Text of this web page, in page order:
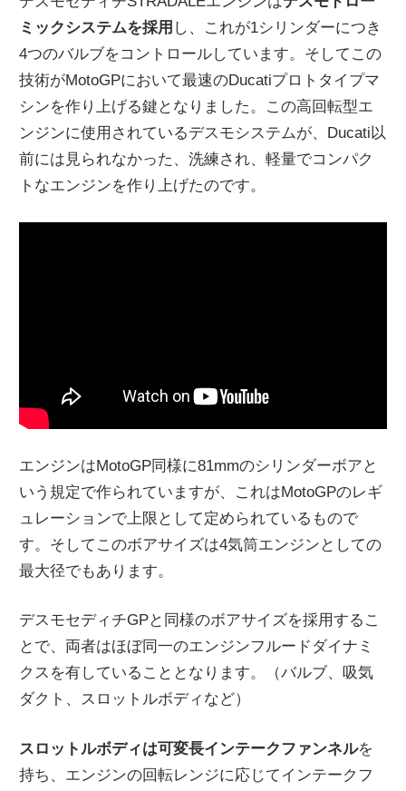
ミックシステムを採用 し、これが1シリンダーにつき
4つのバルブをコントロールしています。そしてこの
技術がMotoGPにおいて最速のDucatiプロトタイプマ
シンを作り上げる鍵となりました。この高回転型エ
ンジンに使用されているデスモシステムが、Ducati以
前には見られなかった、洗練され、軽量でコンパク
トなエンジンを作り上げたのです。
エンジンはMotoGP同様に81mmのシリンダーボアと
いう規定で作られていますが、これはMotoGPのレギ
ュレーションで上限として定められているもので
す。そしてこのボアサイズは4気筒エンジンとしての
最大径でもあります。
デスモセディチGPと同様のボアサイズを採用するこ
とで、両者はほぼ同一のエンジンフルードダイナミ
クスを有していることとなります。（バルブ、吸気
ダクト、スロットルボディなど）
スロットルボディは可変長インテークファンネルを
持ち、エンジンの回転レンジに応じてインテークフ